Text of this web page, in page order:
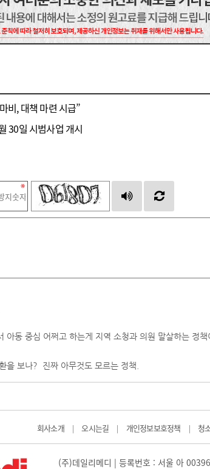
비, 대책 마련 시급”
30일 시범사업 개시
아동 중심 어쩌고 하는게 지역 소청과 의원 말살하는 정책
을 보나? 진짜 아무것도 모르는 정책.
회사소개 | 오시는길 | 개인정보보호정책 | 청
(주)데일리메디 | 등록번호 : 서울 아